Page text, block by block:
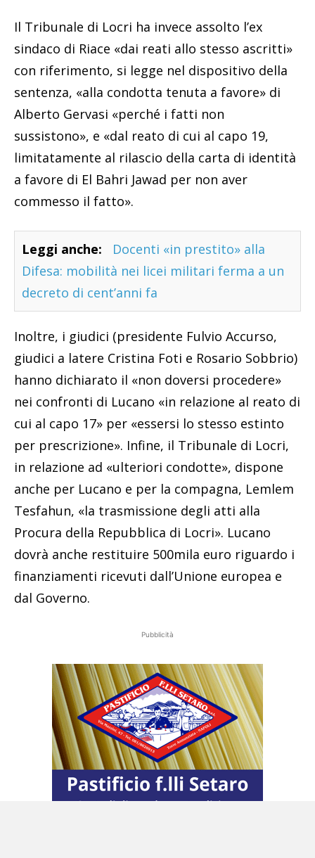
Il Tribunale di Locri ha invece assolto l’ex
sindaco di Riace «dai reati allo stesso ascritti»
con riferimento, si legge nel dispositivo della
sentenza, «alla condotta tenuta a favore» di
Alberto Gervasi «perché i fatti non
sussistono», e «dal reato di cui al capo 19,
limitatamente al rilascio della carta di identità
a favore di El Bahri Jawad per non aver
commesso il fatto».
Leggi anche:
Docenti «in prestito» alla
Difesa: mobilità nei licei militari ferma a un
decreto di cent’anni fa
Inoltre, i giudici (presidente Fulvio Accurso,
giudici a latere Cristina Foti e Rosario Sobbrio)
hanno dichiarato il «non doversi procedere»
nei confronti di Lucano «in relazione al reato di
cui al capo 17» per «essersi lo stesso estinto
per prescrizione». Infine, il Tribunale di Locri,
in relazione ad «ulteriori condotte», dispone
anche per Lucano e per la compagna, Lemlem
Tesfahun, «la trasmissione degli atti alla
Procura della Repubblica di Locri». Lucano
dovrà anche restituire 500mila euro riguardo i
finanziamenti ricevuti dall’Unione europea e
dal Governo.
Pubblicità